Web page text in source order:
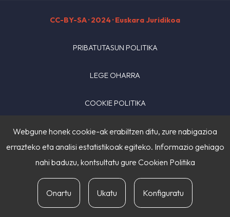
CC-BY-SA· 2024 · Euskara Juridikoa
PRIBATUTASUN POLITIKA
LEGE OHARRA
COOKIE POLITIKA
HARREMANETARAKO
Webgune honek cookie-ak erabiltzen ditu, zure nabigazioa
errazteko eta analisi estatistikoak egiteko. Informazio gehiago
nahi baduzu, kontsultatu gure Cookien Politika
Onartu Ukatu Konfiguratu